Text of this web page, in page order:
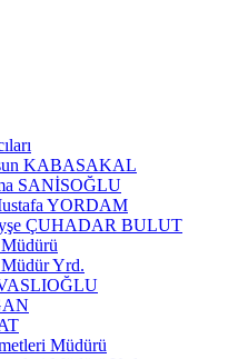
KABASAKAL
SANİSOĞLU
YORDAM
ÇUHADAR BULUT
Yrd.
Müdürü